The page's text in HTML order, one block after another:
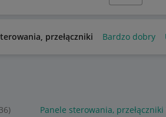
przełączniki Bardzo dobry
Panele sterowania, przełączniki